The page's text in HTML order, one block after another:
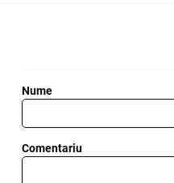
Nume
Comentariu